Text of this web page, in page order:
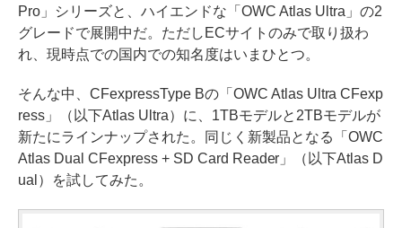
Pro」シリーズと、ハイエンドな「OWC Atlas Ultra」の2
グレードで展開中だ。ただしECサイトのみで取り扱わ
れ、現時点での国内での知名度はいまひとつ。
そんな中、CFexpressType Bの「OWC Atlas Ultra CFexp
ress」（以下Atlas Ultra）に、1TBモデルと2TBモデルが
新たにラインナップされた。同じく新製品となる「OWC
Atlas Dual CFexpress + SD Card Reader」（以下Atlas D
ual）を試してみた。